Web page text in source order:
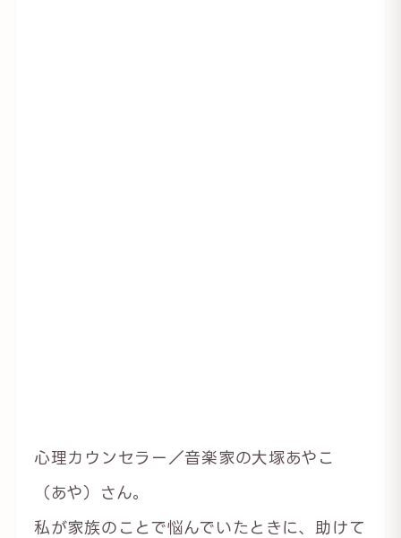
心理カウンセラー／音楽家の大塚あやこ
（あや）さん。
私が家族のことで悩んでいたときに、助けて